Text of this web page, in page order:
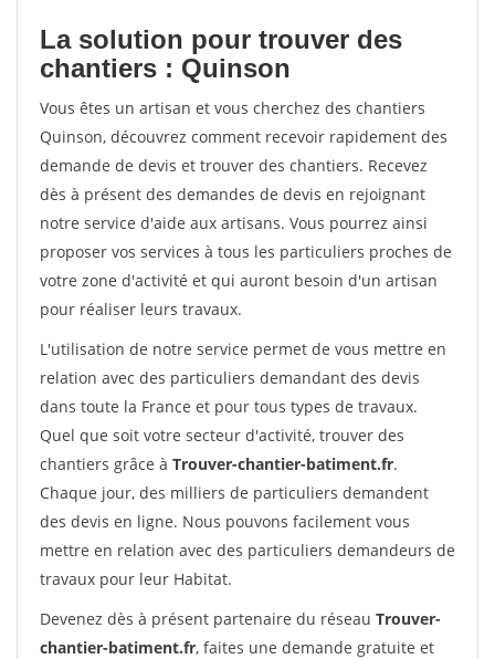
La solution pour trouver des
chantiers : Quinson
Vous êtes un artisan et vous cherchez des chantiers
Quinson, découvrez comment recevoir rapidement des
demande de devis et trouver des chantiers. Recevez
dès à présent des demandes de devis en rejoignant
notre service d'aide aux artisans. Vous pourrez ainsi
proposer vos services à tous les particuliers proches de
votre zone d'activité et qui auront besoin d'un artisan
pour réaliser leurs travaux.
L'utilisation de notre service permet de vous mettre en
relation avec des particuliers demandant des devis
dans toute la France et pour tous types de travaux.
Quel que soit votre secteur d'activité, trouver des
chantiers grâce à Trouver-chantier-batiment.fr.
Chaque jour, des milliers de particuliers demandent
des devis en ligne. Nous pouvons facilement vous
mettre en relation avec des particuliers demandeurs de
travaux pour leur Habitat.
Devenez dès à présent partenaire du réseau Trouver-
chantier-batiment.fr, faites une demande gratuite et